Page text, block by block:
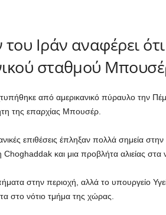
του Ιράν αναφέρει
σταθμού
από αμερικανικό πύραυλο την
της επαρχίας Μπουσέρ.
επιθέσεις έπληξαν πολλά σημεία
και μια προβλήτα αλιείας στα
στην περιοχή, αλλά το υπουργείο
στο νότιο τμήμα της χώρας.